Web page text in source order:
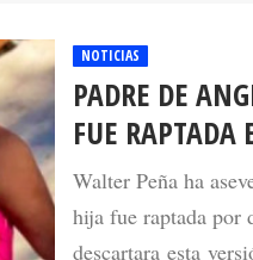
NOTICIAS
PADRE DE
FUE RAPTADA
Walter Peña ha
hija fue raptada por
descartara esta